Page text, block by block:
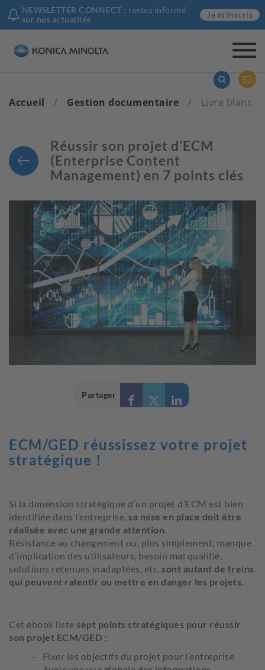
NEWSLETTER CONNECT : restez informé
sur nos actualités
Je m'inscris
Accueil / Gestion documentaire / Livre blanc
Réussir son projet d’ECM
(Enterprise Content
Management) en 7 points clés
Partager
ECM/GED réussissez votre projet
stratégique !
Si la dimension stratégique d’un projet d’ECM est bien
identifiée dans l’entreprise, sa mise en place doit être
réalisée avec une grande attention.
Résistance au changement ou, plus simplement, manque
d’implication des utilisateurs, besoin mal qualifié,
solutions retenues inadaptées, etc. sont autant de freins
qui peuvent ralentir ou mettre en danger les projets.
Cet ebook liste sept points stratégiques pour réussir
son projet ECM/GED :
Fixer les objectifs du projet pour l’entreprise